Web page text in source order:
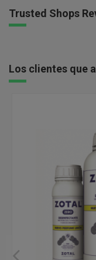
Trusted Shops
Los clientes que